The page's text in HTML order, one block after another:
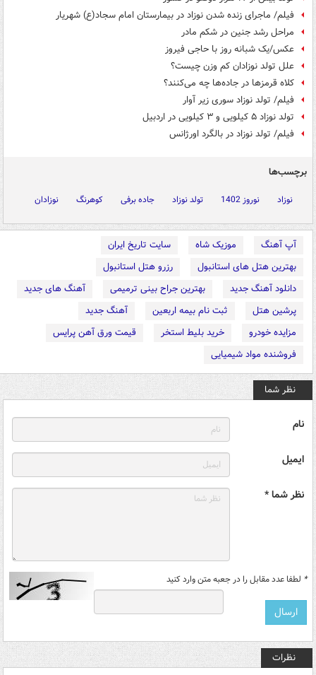
فیلم/ ماجرای زنده شدن نوزاد در بیمارستان امام سجاد(ع) شهریار
مراحل رشد جنین در شکم مادر
عکس/یک شبانه روز با حاجی فیروز
علل تولد نوزادان کم وزن چیست؟
کلاه قرمزها در جاده‌ها چه می‌کنند؟
فیلم/ تولد نوزاد سوری زیر آوار
تولد نوزاد ۵ کیلویی و ۳ کیلویی در اردبیل
فیلم/ تولد نوزاد در بالگرد اورژانس
برچسب‌ها
نوزاد نوروز 1402 تولد نوزاد جاده برفی کوهرنگ نوزادان
آپ آهنگ موزیک شاه
سایت تاریخ ایران
بهترین هتل های استانبول
رزرو هتل استانبول
دانلود آهنگ جدید
بهترین جراح بینی ترمیمی
آهنگ های جدید
پرشین هتل
ثبت نام بیمه اربعین
آهنگ جدید
مزایده خودرو
خرید بلیط استخر
قیمت ورق آهن پرایس
فروشنده مواد شیمیایی
نظر شما
نام
ایمیل
نظر شما *
* لطفا عدد مقابل را در جعبه متن وارد کنید
نظرات